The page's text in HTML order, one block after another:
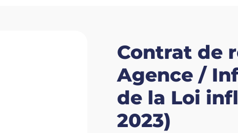
Contrat de
Agence /
de la Loi
2023)